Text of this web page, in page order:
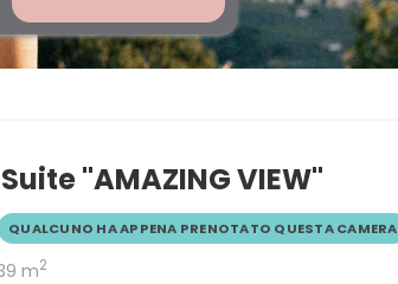
disponibili!
"AMAZING VIEW"
QUALCUNO HA APPENA PRENOTATO QUESTA CAMERA
m2